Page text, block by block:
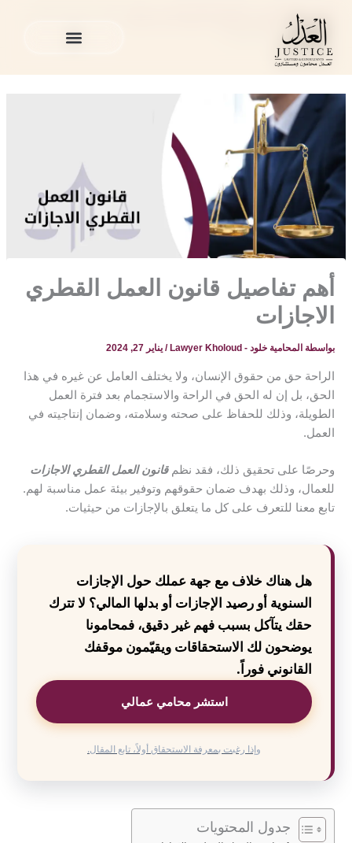
المحتوى
المدونة القانونية
العمل القطري الاجازات
أهم تفاصيل قانون العمل القطري
الاجازات
بواسطة المحامية خلود - Lawyer Kholoud /يناير 27, 2024
الراحة حق من حقوق الإنسان، ولا يختلف العامل عن غيره في هذا
الحق، بل إن له الحق في الراحة والاستجمام بعد فترة العمل
الطويلة، وذلك للحفاظ على صحته وسلامته، وضمان إنتاجيته في
العمل.
وحرصًا على تحقيق ذلك، فقد نظمقانون العمل القطري الاجازات
للعمال، وذلك بهدف ضمان حقوقهم وتوفير بيئة عمل مناسبة لهم.
تابع معنا للتعرف على كل ما يتعلق بالإجازات من حيثيات.
هل هناك خلاف مع جهة عملك حول الإجازات
السنوية أو رصيد الإجازات أو بدلها المالي؟ لا تترك
حقك يتآكل بسبب فهم غير دقيق، فمحامونا
يوضحون لك الاستحقاقات ويقيّمون موقفك
القانوني فوراً.
استشر محامي عمالي
وإذا رغبت بمعرفة الاستحقاق أولاً، تابع المقال.
جدول المحتويات